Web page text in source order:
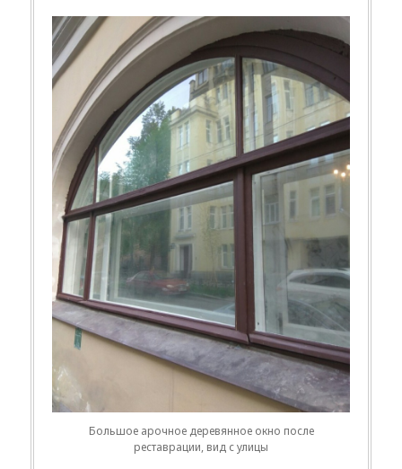
Большое арочное деревянное окно после
реставрации, вид с улицы